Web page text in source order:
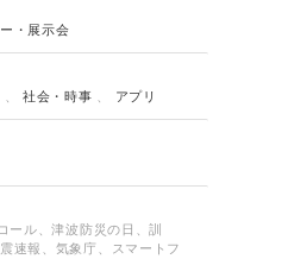
・展示会
、社会・時事 、 アプリ
ール、津波防災の日、訓
速報、気象庁、スマートフ